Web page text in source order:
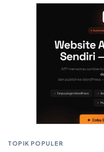
TOPIK POPULER